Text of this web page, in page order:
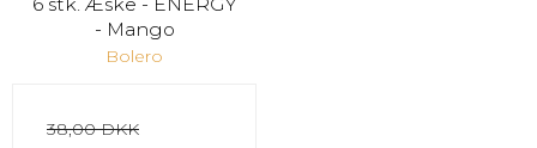
6 stk. Æske - ENERGY
- Mango
Bolero
38,00 DKK